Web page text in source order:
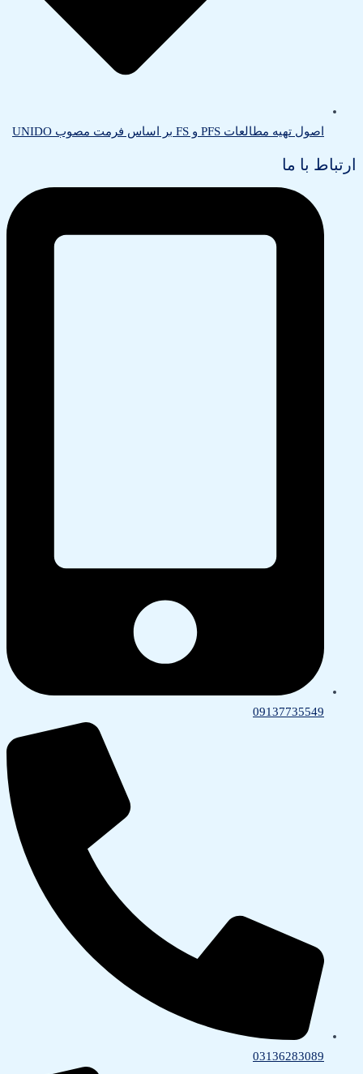
اصول تهیه مطالعات PFS و FS بر اساس فرمت مصوب UNIDO
ارتباط با ما
09137735549
03136283089